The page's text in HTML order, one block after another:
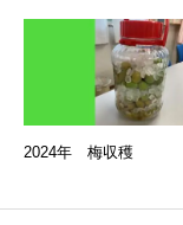
2024年 梅収穫